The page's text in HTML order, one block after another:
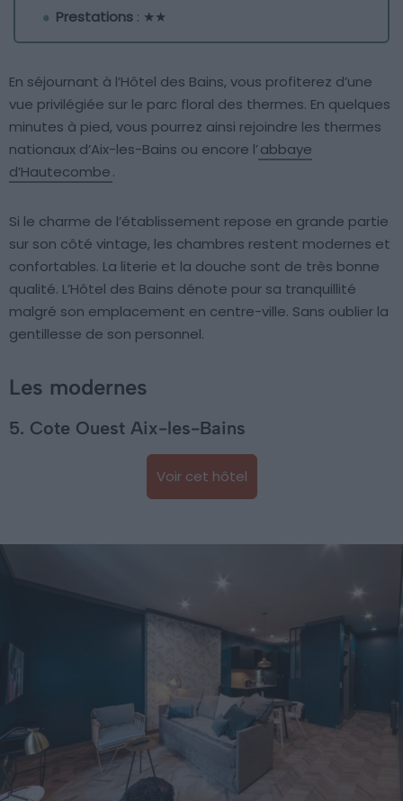
Prestations : ★★
En séjournant à l’Hôtel des Bains, vous profiterez d’une
vue privilégiée sur le parc floral des thermes. En quelques
minutes à pied, vous pourrez ainsi rejoindre les thermes
nationaux d’Aix-les-Bains ou encore l’abbaye
d’Hautecombe.
Si le charme de l’établissement repose en grande partie
sur son côté vintage, les chambres restent modernes et
confortables. La literie et la douche sont de très bonne
qualité. L’Hôtel des Bains dénote pour sa tranquillité
malgré son emplacement en centre-ville. Sans oublier la
gentillesse de son personnel.
Les modernes
5. Cote Ouest Aix-les-Bains
Voir cet hôtel